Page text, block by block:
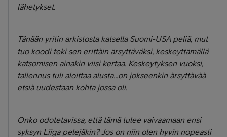
lähetykset.
Tänään yritin arkistosta katsella Suomi-USA peliä, mut
tuo koodi teki sen erittäin ärsyttäväksi, keskeyttämällä
katsomisen ainakin viisi kertaa. Keskeytyksen vuoksi,
tallennus tuli aloittaa alusta...on jokseenkin ärsyttävää
etsiä uudestaan kohta jossa oli.
Onko odotetavissa, että tämä tulee vaivaamaan ensi
syksyn Liiga pelejäkin? Jos on niin olen hyvin nopeasti